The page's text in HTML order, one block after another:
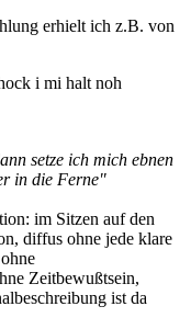
erhielt ich z.B. von
i mi halt noh
setze ich mich ebnen
in die Ferne"
im Sitzen auf den
diffus ohne jede klare
Zeitbewußtsein,
ist da